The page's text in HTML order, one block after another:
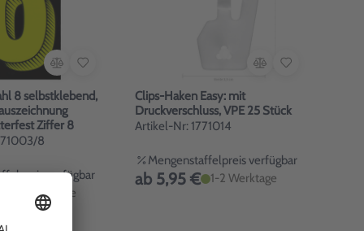
8 selbstklebend,
Ziffer 8
8
verfügbar
1-3 Werktage
Clips-Haken Easy: mit
Druckverschluss, VPE 25 Stück
Artikel-Nr: 1771014
Mengenstaffelpreis verfügbar
ab 5,95 € 1-2 Werktage